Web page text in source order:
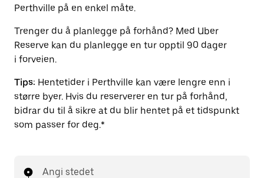
Perthville på en enkel måte.
Trenger du å planlegge på forhånd? Med Uber
Reserve kan du planlegge en tur opptil 90 dager
i forveien.
Tips: Hentetider i Perthville kan være lengre enn i
større byer. Hvis du reserverer en tur på forhånd,
bidrar du til å sikre at du blir hentet på et tidspunkt
som passer for deg.*
Angi stedet